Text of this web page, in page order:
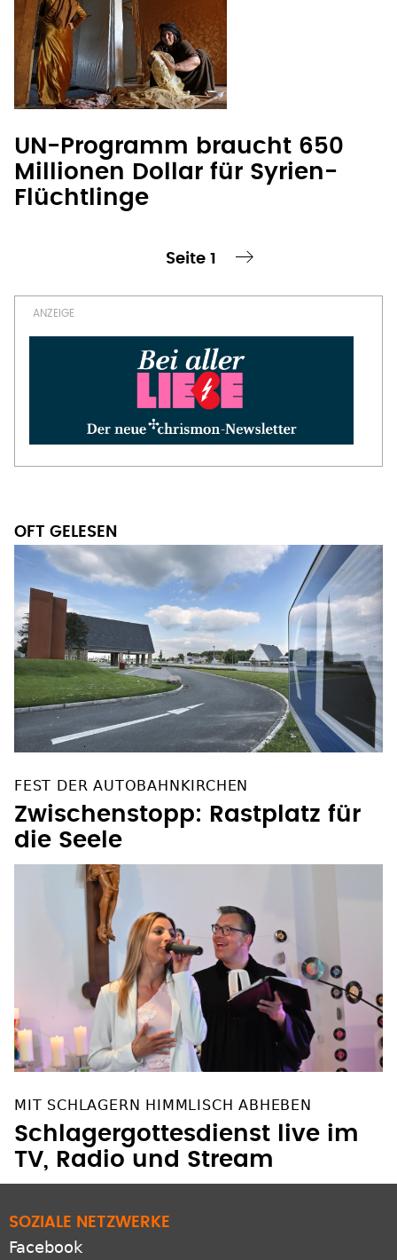
UN-Programm braucht 650
Millionen Dollar für Syrien-
Flüchtlinge
Seite 1
nächste Seite ›
OFT GELESEN
FEST DER AUTOBAHNKIRCHEN
Zwischenstopp: Rastplatz für
die Seele
MIT SCHLAGERN HIMMLISCH ABHEBEN
Schlagergottesdienst live im
TV, Radio und Stream
SOZIALE NETZWERKE
Facebook